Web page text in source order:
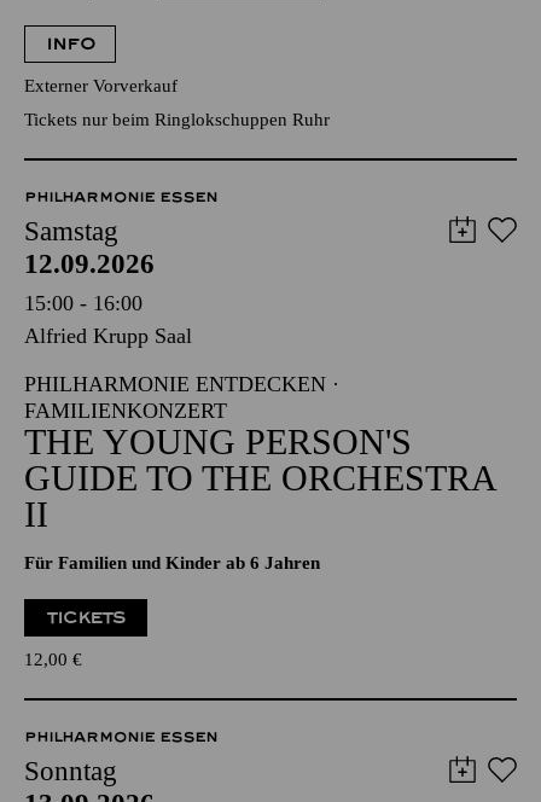
INFO
Externer Vorverkauf
Tickets nur beim Ringlokschuppen Ruhr
PHILHARMONIE ESSEN
Samstag
12.09.2026
15:00 - 16:00
Alfried Krupp Saal
PHILHARMONIE ENTDECKEN ·
FAMILIENKONZERT
THE YOUNG PERSON'S
GUIDE TO THE ORCHESTRA
II
Für Familien und Kinder ab 6 Jahren
TICKETS
12,00 €
PHILHARMONIE ESSEN
Sonntag